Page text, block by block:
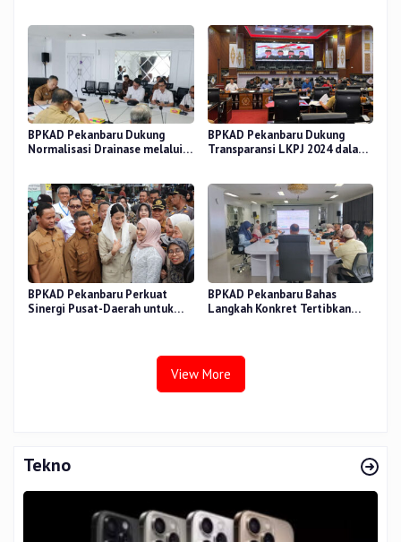
BPKAD Pekanbaru Dukung
Normalisasi Drainase melalui
BPKAD Pekanbaru Dukung
Transparansi LKPJ 2024 dalam
BPKAD Pekanbaru Perkuat
Sinergi Pusat-Daerah untuk
BPKAD Pekanbaru Bahas
Langkah Konkret Tertibkan
View More
Tekno